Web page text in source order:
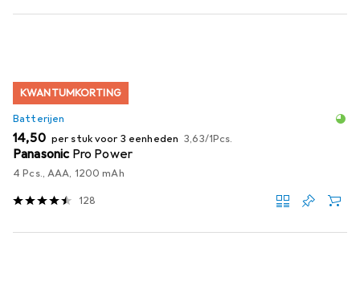
KWANTUMKORTING
Batterijen
EUR
14,50 per stuk voor 3 eenheden EUR
3,63/1Pcs.
Panasonic Pro Power
4 Pcs., AAA, 1200 mAh
128